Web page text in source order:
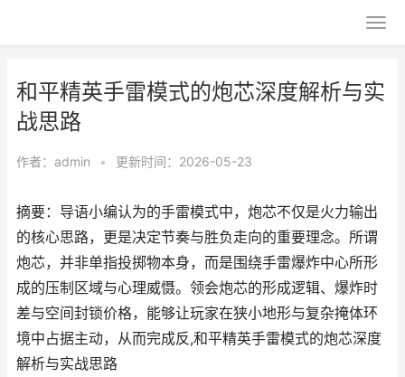
和平精英手雷模式的炮芯深度解析与实
战思路
作者： admin • 更新时间：2026-05-23
摘要：导语小编认为的手雷模式中，炮芯不仅是火力输出
的核心思路，更是决定节奏与胜负走向的重要理念。所谓
炮芯，并非单指投掷物本身，而是围绕手雷爆炸中心所形
成的压制区域与心理威慑。领会炮芯的形成逻辑、爆炸时
差与空间封锁价格，能够让玩家在狭小地形与复杂掩体环
境中占据主动，从而完成反,和平精英手雷模式的炮芯深度
解析与实战思路